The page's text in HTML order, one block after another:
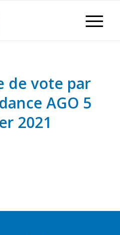
de vote par
AGO 5
2021